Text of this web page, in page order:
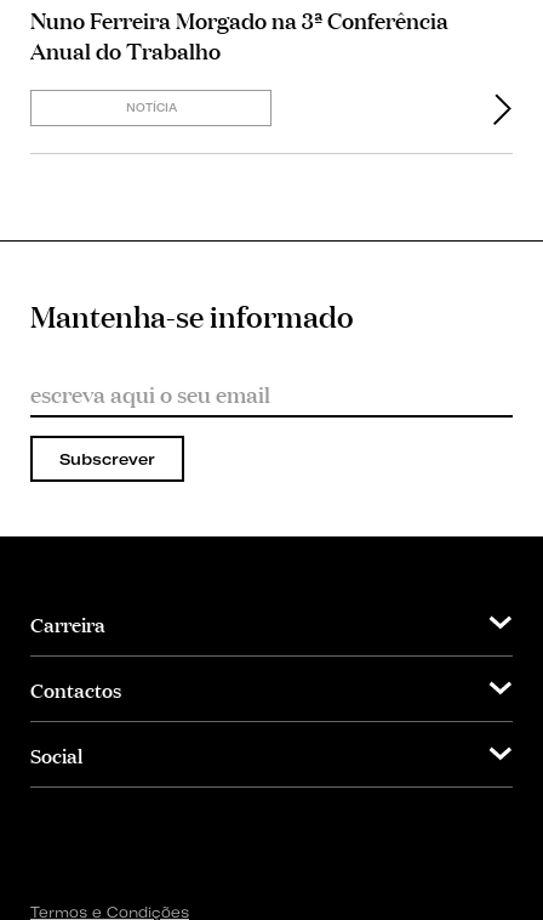
Nuno Ferreira Morgado na 3ª Conferência
Anual do Trabalho
NOTÍCIA
Mantenha-se informado
Subscrever
Carreira
Contactos
Social
Termos e Condições